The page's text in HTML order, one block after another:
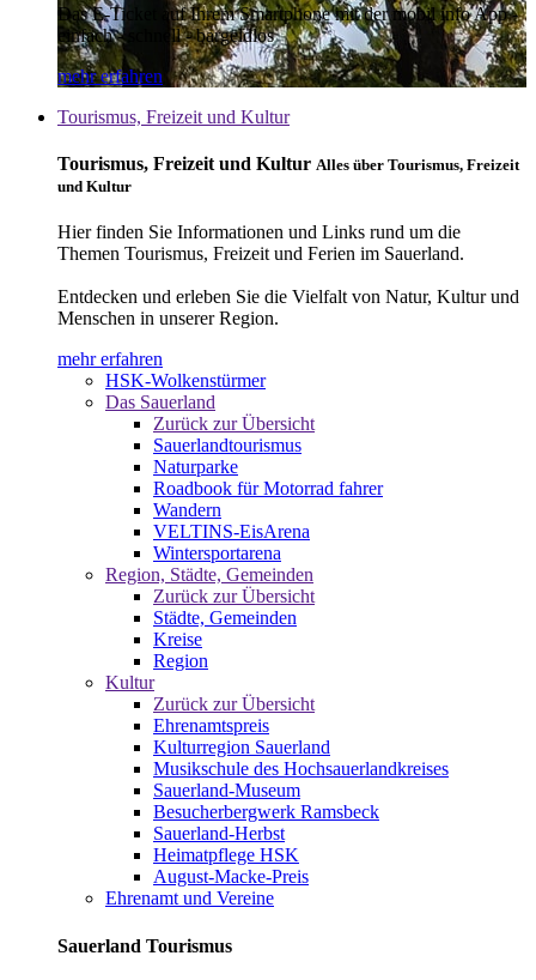
Das E-Ticket auf Ihrem Smartphone mit der mobil info App -
einfach - schnell - bargeldlos
mehr erfahren
Tourismus, Freizeit und Kultur
Tourismus, Freizeit und Kultur Alles über Tourismus, Freizeit
und Kultur
Hier finden Sie Informationen und Links rund um die
Themen Tourismus, Freizeit und Ferien im Sauerland.
Entdecken und erleben Sie die Vielfalt von Natur, Kultur und
Menschen in unserer Region.
mehr erfahren
HSK-Wolkenstürmer
Das Sauerland
Zurück zur Übersicht
Sauerlandtourismus
Naturparke
Roadbook für Motorrad fahrer
Wandern
VELTINS-EisArena
Wintersportarena
Region, Städte, Gemeinden
Zurück zur Übersicht
Städte, Gemeinden
Kreise
Region
Kultur
Zurück zur Übersicht
Ehrenamtspreis
Kulturregion Sauerland
Musikschule des Hochsauerlandkreises
Sauerland-Museum
Besucherbergwerk Ramsbeck
Sauerland-Herbst
Heimatpflege HSK
August-Macke-Preis
Ehrenamt und Vereine
Sauerland Tourismus